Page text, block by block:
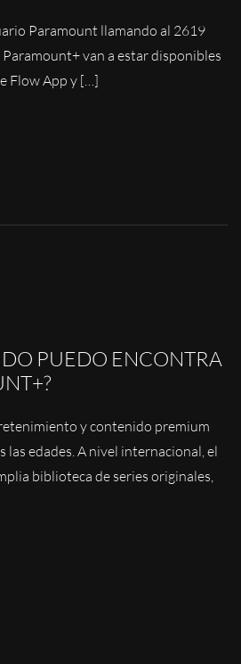
Paramount llamando al 2619
van a estar disponibles
Flow App y […]
PUEDO ENCONTRA
y contenido premium
las edades. A nivel internacional, el
biblioteca de series originales,